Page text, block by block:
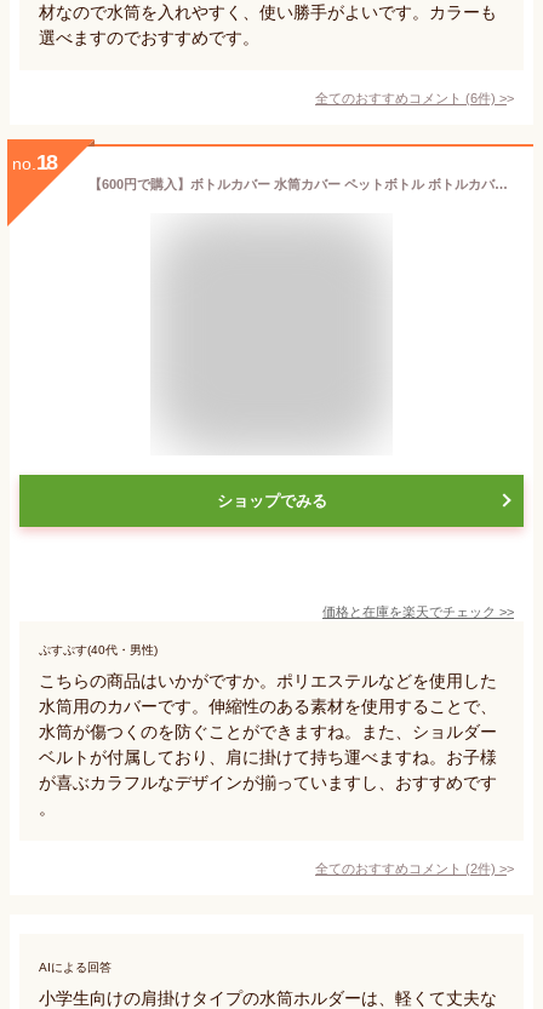
材なので水筒を入れやすく、使い勝手がよいです。カラーも
選べますのでおすすめです。
全てのおすすめコメント (6件) >
no. 18
【600円で購入】ボトルカバー 水筒カバー ペットボトル ボトルカバー ボトルケース ボトルホルダー 水筒ホルダー 水筒ケース カバー ペットボトルホルダー 収納 500ml 600ml 肩掛け 持ち運び 学校 斜め掛け 肩掛け 遠足 子供 ショルダー 小学生 ストラップ おしゃれ
ショップでみる
価格と在庫を楽天でチェック >>
ぷすぷす(40代・男性)
こちらの商品はいかがですか。ポリエステルなどを使用した
水筒用のカバーです。伸縮性のある素材を使用することで、
水筒が傷つくのを防ぐことができますね。また、ショルダー
ベルトが付属しており、肩に掛けて持ち運べますね。お子様
が喜ぶカラフルなデザインが揃っていますし、おすすめです
。
全てのおすすめコメント (2件) >
AIによる回答
小学生向けの肩掛けタイプの水筒ホルダーは、軽くて丈夫な